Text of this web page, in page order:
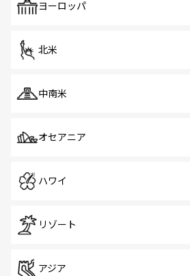
で、ホーカーズは地元の風情を
ヨーロッパ
北米
中南米
オセアニア
ハワイ
リゾート
アジア